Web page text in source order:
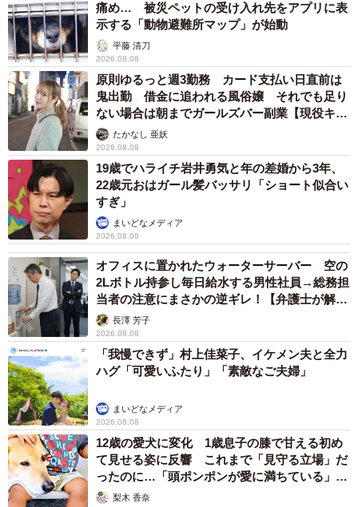
痛め… 被災ペットの受け入れ先をアプリに表
示する「動物避難所マップ」が始動
平藤 清刀
2026.08.08
原則ゆるっと週3勤務 カード支払い日直前は
鬼出勤 借金に追われる風俗嬢 それでも足り
ない場合は朝までガールズバー副業【現役キャ
ストに取材】
たかなし 亜妖
2026.08.08
19歳でハライチ岩井勇気と年の差婚から3年、
22歳元おはガール髪バッサリ「ショート似合い
すぎ」
まいどなメディア
2026.08.08
オフィスに置かれたウォーターサーバー 空の
2Lボトル持参し毎日給水する男性社員→総務担
当者の注意にまさかの逆ギレ！【弁護士が解
説】長澤 芳子
2026.08.08
「我慢できず」村上佳菜子、イケメン夫と全力
ハグ「可愛いふたり」「素敵なご夫婦」
まいどなメディア
2026.08.08
12歳の愛犬に変化 1歳息子の膝で甘える初め
て見せる姿に反響 これまで「見守る立場」だ
ったのに…「頭ポンポンが愛に満ちている」
「尊…」
梨木 香奈